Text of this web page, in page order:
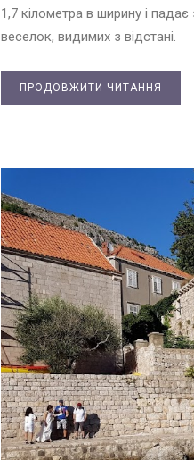
1,7 кілометра в ширину і
веселок, видимих з відстані.
ПРОДОВЖИТИ ЧИТАННЯ